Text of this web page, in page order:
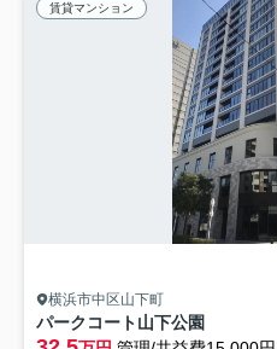
賃貸マンション
横浜市中区山下町
パークコート山下公園